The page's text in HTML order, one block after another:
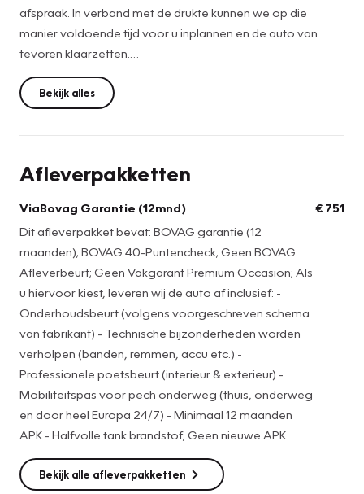
afspraak. In verband met de drukte kunnen we op die
manier voldoende tijd voor u inplannen en de auto van
tevoren klaarzetten.
De netto prijs bedraagt: €22.899,-. Voor de netto prijs
leveren wij de auto onder de volgende voorwaarden:
• APK en Leges
deze bedraagt: €23.650,-. Als u hiervoor kiest, leveren wij
de auto af inclusief:
• Onderhoudsbeurt (volgens voorgeschreven schema van
fabrikant)
• Technische bijzonderheden worden verholpen (banden,
accu etc.)
• Professionele poetsbeurt (interieur & exterieur)
• Mobiliteitspas voor pech onderweg (thuis, onderweg en
door heel Europa 24/7)
• Halfvolle tank brandstof
* Nieuwe/gebruikte winterbandenset tegen meerprijs
Graag voor de bezichtiging van de auto bellen voor een
afspraak. In verband met de drukte kunnen we op die
Bekijk alles
Afleverpakketten
ViaBovag Garantie (12mnd)
Dit afleverpakket bevat: BOVAG garantie (12
maanden); BOVAG 40-Puntencheck; Geen BOVAG
Afleverbeurt; Geen Vakgarant Premium Occasion; Als
u hiervoor kiest, leveren wij de auto af inclusief: -
Onderhoudsbeurt (volgens voorgeschreven schema
van fabrikant) - Technische bijzonderheden worden
verholpen (banden, remmen, accu etc.) -
Professionele poetsbeurt (interieur & exterieur) -
Mobiliteitspas voor pech onderweg (thuis, onderweg
en door heel Europa 24/7) - Minimaal 12 maanden
APK - Halfvolle tank brandstof; Geen nieuwe APK
€ 751
Bekijk alle afleverpakketten